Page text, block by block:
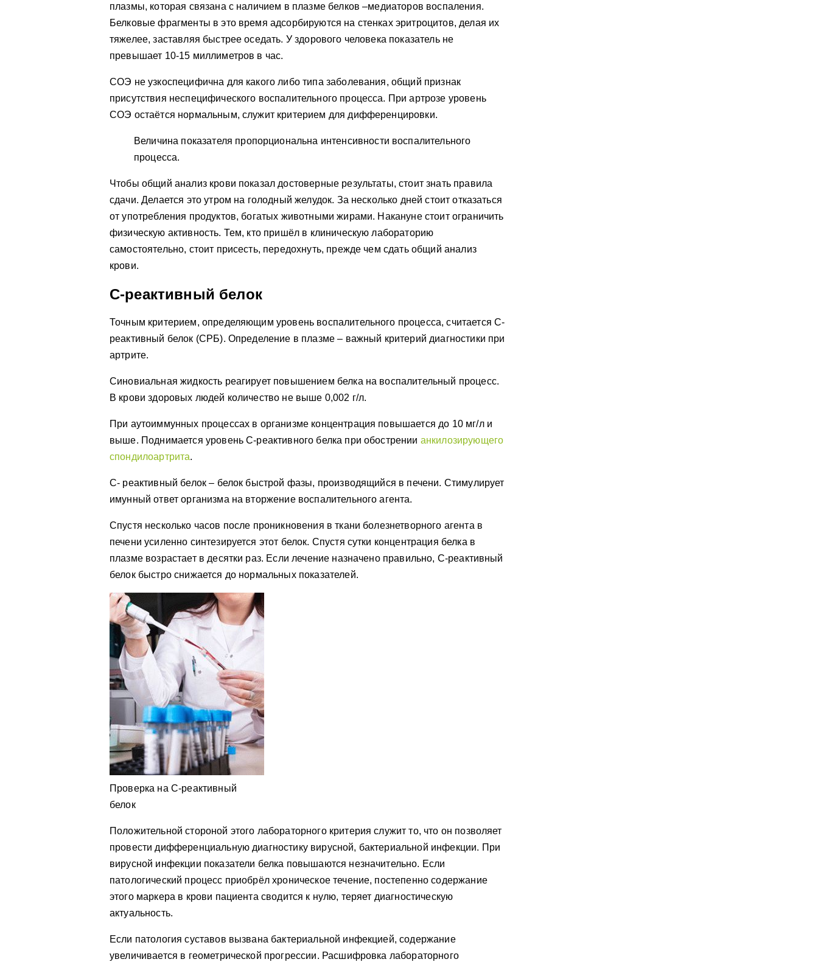
плазмы, которая связана с наличием в плазме белков –медиаторов воспаления.
Белковые фрагменты в это время адсорбируются на стенках эритроцитов, делая их
тяжелее, заставляя быстрее оседать. У здорового человека показатель не
превышает 10-15 миллиметров в час.
СОЭ не узкоспецифична для какого либо типа заболевания, общий признак
присутствия неспецифического воспалительного процесса. При артрозе уровень
СОЭ остаётся нормальным, служит критерием для дифференцировки.
Величина показателя пропорциональна интенсивности воспалительного
процесса.
Чтобы общий анализ крови показал достоверные результаты, стоит знать правила
сдачи. Делается это утром на голодный желудок. За несколько дней стоит отказаться
от употребления продуктов, богатых животными жирами. Накануне стоит ограничить
физическую активность. Тем, кто пришёл в клиническую лабораторию
самостоятельно, стоит присесть, передохнуть, прежде чем сдать общий анализ
крови.
С-реактивный белок
Точным критерием, определяющим уровень воспалительного процесса, считается С-
реактивный белок (СРБ). Определение в плазме – важный критерий диагностики при
артрите.
Синовиальная жидкость реагирует повышением белка на воспалительный процесс.
В крови здоровых людей количество не выше 0,002 г/л.
При аутоиммунных процессах в организме концентрация повышается до 10 мг/л и
выше. Поднимается уровень С-реактивного белка при обострении анкилозирующего
спондилоартрита.
С- реактивный белок – белок быстрой фазы, производящийся в печени. Стимулирует
имунный ответ организма на вторжение воспалительного агента.
Спустя несколько часов после проникновения в ткани болезнетворного агента в
печени усиленно синтезируется этот белок. Спустя сутки концентрация белка в
плазме возрастает в десятки раз. Если лечение назначено правильно, С-реактивный
белок быстро снижается до нормальных показателей.
Проверка на С-реактивный
белок
Положительной стороной этого лабораторного критерия служит то, что он позволяет
провести дифференциальную диагностику вирусной, бактериальной инфекции. При
вирусной инфекции показатели белка повышаются незначительно. Если
патологический процесс приобрёл хроническое течение, постепенно содержание
этого маркера в крови пациента сводится к нулю, теряет диагностическую
актуальность.
Если патология суставов вызвана бактериальной инфекцией, содержание
увеличивается в геометрической прогрессии. Расшифровка лабораторного